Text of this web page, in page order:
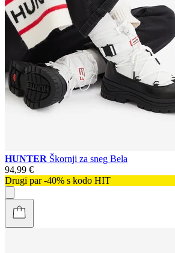
HUNTER Škornji za sneg Bela
94,99 €
Drugi par -40% s kodo HIT